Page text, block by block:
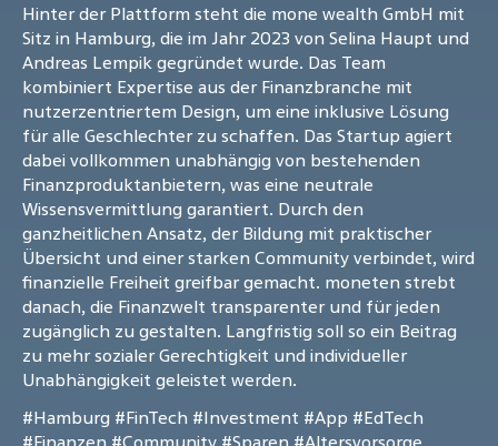
Hinter der Plattform steht die mone wealth GmbH mit
Sitz in Hamburg, die im Jahr 2023 von Selina Haupt und
Andreas Lempik gegründet wurde. Das Team
kombiniert Expertise aus der Finanzbranche mit
nutzerzentriertem Design, um eine inklusive Lösung
für alle Geschlechter zu schaffen. Das Startup agiert
dabei vollkommen unabhängig von bestehenden
Finanzproduktanbietern, was eine neutrale
Wissensvermittlung garantiert. Durch den
ganzheitlichen Ansatz, der Bildung mit praktischer
Übersicht und einer starken Community verbindet, wird
finanzielle Freiheit greifbar gemacht. moneten strebt
danach, die Finanzwelt transparenter und für jeden
zugänglich zu gestalten. Langfristig soll so ein Beitrag
zu mehr sozialer Gerechtigkeit und individueller
Unabhängigkeit geleistet werden.
#Hamburg #FinTech #Investment #App #EdTech